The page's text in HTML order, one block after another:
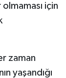
için
zaman
yaşandığı